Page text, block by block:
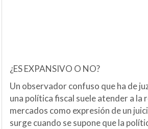
¿ES EXPANSIVO O NO?
Un observador confuso que ha de
una política fiscal suele atender a la
mercados como expresión de un
surge cuando se supone que la